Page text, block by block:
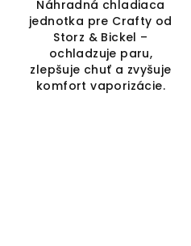
Náhradná chladiaca
jednotka pre Crafty od
Storz & Bickel –
ochladzuje paru,
zlepšuje chuť a zvyšuje
komfort vaporizácie.